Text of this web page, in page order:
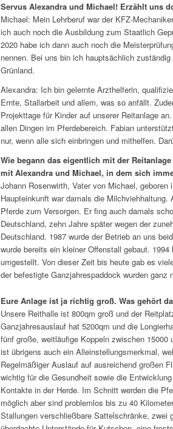
Servus Alexandra und Michael! Erzählt uns
Michael: Mein Lehrberuf war der KFZ-
ich auch noch die Ausbildung zum Staatlich
2020 habe ich dann auch noch die
nennen. Bei uns bin ich hauptsächlich
Grünland.
Alexandra: Ich bin gelernte Arzthelferin,
Ernte, Stallarbeit und allem, was so anfällt.
Projekttage für Kinder auf unserer Reitanlage
allen Dingen im Pferdebereich. Fabian
nur, wenn alle sich einbringen und mithelfen.
Wie begann das eigentlich mit der
mit Alexandra und Michael, in dem sich
Johann Rosenwirth, Vater von Michael,
Haupteinkunft war damals die
Pferde zum Versorgen. Er fing auch damals
Deutschland, zehn Jahre später wegen der
Deutschland. 1987 wurde der Betrieb an uns
wurde bereits ein kleiner Offenstall gebaut.
umgestellt. Von dieser Zeit bis heute gab es
der befestigte Ganzjahrespaddock wurden ganz
Eure Anlage ist ja richtig groß. Was gehört
Unsere Reithalle ist 800qm groß und der
Ganzjahresauslauf hat 5200qm und die
fünf große, weitläufige Koppeln zwischen
ist übrigens auch ein Alleinstellungsmerkmal,
Regelmäßiger Auslauf auf ausreichend großen
wichtig für die Gesundheit sowie die
Kontakte in der Herde. Im Schnitt werden die
möglich aber sind problemlos bis zu 40
Stallungen verschließbare Sattelschränke, zwei